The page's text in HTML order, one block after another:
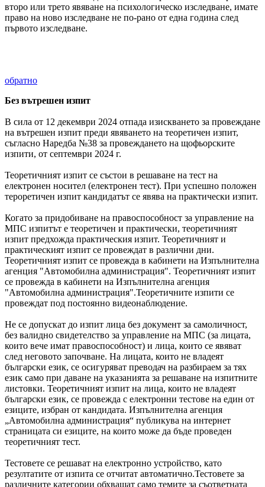
второ или трето явяване на психологическо изследване, имате
право на ново изследване не по-рано от една година след
първото изследване.
обратно
Без вътрешен изпит
В сила от 12 декември 2024 отпада изискването за провеждане
на вътрешен изпит преди явяването на теоретичен изпит,
съгласно Наредба №38 за провеждането на щофьорските
изпити, от септември 2024 г.
Теоретичният изпит се състои в решаване на тест на
електронен носител (електронен тест). При успешно положен
тероретичен изпит кандидатът се явява на практически изпит.
Когато за придобиване на правоспособност за управление на
МПС изпитът е теоретичен и практически, теоретичният
изпит предхожда практическия изпит. Теоретичният и
практическият изпит се провеждат в различни дни.
Теоретичният изпит се провежда в кабинети на Изпълнителна
агенция "Автомобилна администрация". Теоретичният изпит
се провежда в кабинети на Изпълнителна агенция
"Автомобилна администрация".Теоретичните изпити се
провеждат под постоянно видеонаблюдение.
Не се допускат до изпит лица без документ за самоличност,
без валидно свидетелство за управление на МПС (за лицата,
които вече имат правоспособност) и лица, които се явяват
след неговото започване. На лицата, които не владеят
български език, се осигуряват преводач на разбираем за тях
език само при даване на указанията за решаване на изпитните
листовки. Теоретичният изпит на лица, които не владеят
български език, се провежда с електронни тестове на един от
езиците, избран от кандидата. Изпълнителна агенция
„Автомобилна администрация“ публикува на интернет
страницата си езиците, на които може да бъде проведен
теоретичният тест.
Тестовете се решават на електронно устройство, като
резултатите от изпита се отчитат автоматично.Тестовете за
различните категории обхващат само темите за съответната